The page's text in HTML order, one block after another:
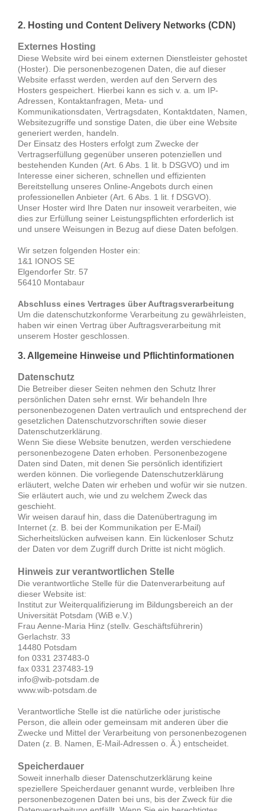
2. Hosting und Content Delivery Networks (CDN)
Externes Hosting
Diese Website wird bei einem externen Dienstleister gehostet
(Hoster). Die personenbezogenen Daten, die auf dieser
Website erfasst werden, werden auf den Servern des
Hosters gespeichert. Hierbei kann es sich v. a. um IP-
Adressen, Kontaktanfragen, Meta- und
Kommunikationsdaten, Vertragsdaten, Kontaktdaten, Namen,
Websitezugriffe und sonstige Daten, die über eine Website
generiert werden, handeln.
Der Einsatz des Hosters erfolgt zum Zwecke der
Vertragserfüllung gegenüber unseren potenziellen und
bestehenden Kunden (Art. 6 Abs. 1 lit. b DSGVO) und im
Interesse einer sicheren, schnellen und effizienten
Bereitstellung unseres Online-Angebots durch einen
professionellen Anbieter (Art. 6 Abs. 1 lit. f DSGVO).
Unser Hoster wird Ihre Daten nur insoweit verarbeiten, wie
dies zur Erfüllung seiner Leistungspflichten erforderlich ist
und unsere Weisungen in Bezug auf diese Daten befolgen.
Wir setzen folgenden Hoster ein:
1&1 IONOS SE
Elgendorfer Str. 57
56410 Montabaur
Abschluss eines Vertrages über Auftragsverarbeitung
Um die datenschutzkonforme Verarbeitung zu gewährleisten,
haben wir einen Vertrag über Auftragsverarbeitung mit
unserem Hoster geschlossen.
3. Allgemeine Hinweise und Pflicht­informationen
Datenschutz
Die Betreiber dieser Seiten nehmen den Schutz Ihrer
persönlichen Daten sehr ernst. Wir behandeln Ihre
personenbezogenen Daten vertraulich und entsprechend der
gesetzlichen Datenschutzvorschriften sowie dieser
Datenschutzerklärung.
Wenn Sie diese Website benutzen, werden verschiedene
personenbezogene Daten erhoben. Personenbezogene
Daten sind Daten, mit denen Sie persönlich identifiziert
werden können. Die vorliegende Datenschutzerklärung
erläutert, welche Daten wir erheben und wofür wir sie nutzen.
Sie erläutert auch, wie und zu welchem Zweck das
geschieht.
Wir weisen darauf hin, dass die Datenübertragung im
Internet (z. B. bei der Kommunikation per E-Mail)
Sicherheitslücken aufweisen kann. Ein lückenloser Schutz
der Daten vor dem Zugriff durch Dritte ist nicht möglich.
Hinweis zur verantwortlichen Stelle
Die verantwortliche Stelle für die Datenverarbeitung auf
dieser Website ist:
Institut zur Weiterqualifizierung im Bildungsbereich an der
Universität Potsdam (WiB e.V.)
Frau Aenne-Maria Hinz (stellv. Geschäftsführerin)
Gerlachstr. 33
14480 Potsdam
fon 0331 237483-0
fax 0331 237483-19
info@wib-potsdam.de
www.wib-potsdam.de
Verantwortliche Stelle ist die natürliche oder juristische
Person, die allein oder gemeinsam mit anderen über die
Zwecke und Mittel der Verarbeitung von personenbezogenen
Daten (z. B. Namen, E-Mail-Adressen o. Ä.) entscheidet.
Speicherdauer
Soweit innerhalb dieser Datenschutzerklärung keine
speziellere Speicherdauer genannt wurde, verbleiben Ihre
personenbezogenen Daten bei uns, bis der Zweck für die